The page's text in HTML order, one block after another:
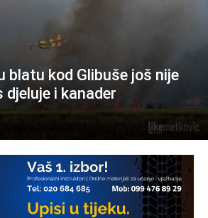
blatu kod Glibuše još nije
i kanader